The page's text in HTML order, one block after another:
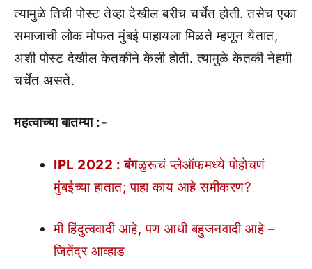
त्यामुळे तिची पोस्ट तेव्हा देखील बरीच चर्चेत होती. तसेच एका
समाजाची लोक मोफत मुंबई पाहायला मिळते म्हणून येतात,
अशी पोस्ट देखील केतकीने केली होती. त्यामुळे केतकी नेहमी
चर्चेत असते.
महत्वाच्या बातम्या :-
IPL 2022 : बंगळुरूचं प्लेऑफमध्ये पोहोचणं
मुंबईच्या हातात; पाहा काय आहे समीकरण?
मी हिंदुत्ववादी आहे, पण आधी बहुजनवादी आहे –
जितेंद्र आव्हाड